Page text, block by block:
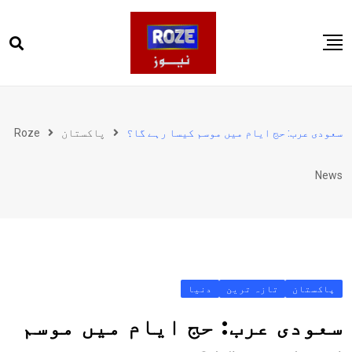
to
پاکستان
کھیل
سعودی عرب: حج ایام میں موسم کیسا رہے گا؟ پاکستان Roze
News
پاکستان تازہ ترین دنیا
سعودی عرب: حج ایام میں موسم